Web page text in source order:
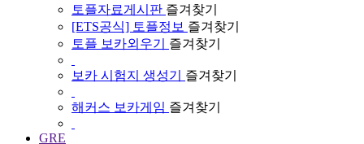
토플자료게시판 즐겨찾기
[ETS공식] 토플정보 즐겨찾기
토플 보카외우기
즐겨찾기
보카 시험지 생성기 즐겨찾기
해커스 보카게임 즐겨찾기
GRE